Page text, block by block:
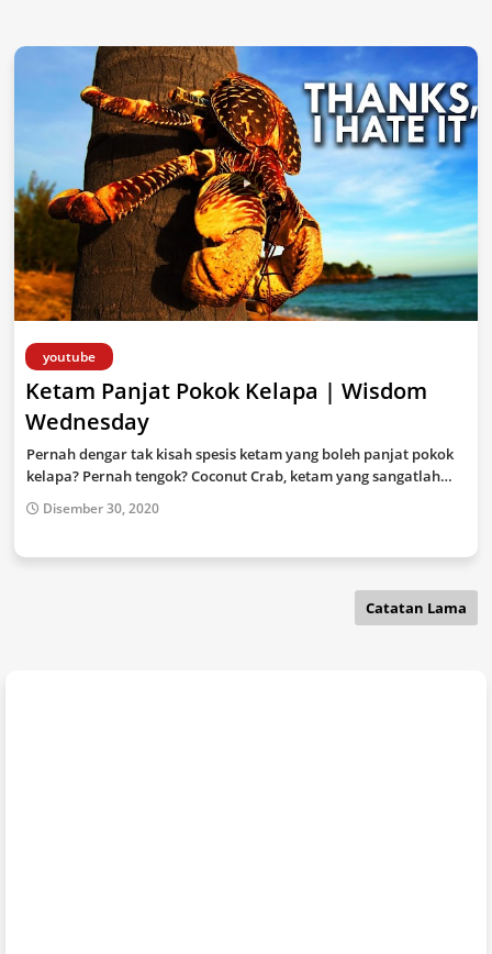
youtube
Ketam Panjat Pokok Kelapa | Wisdom
Wednesday
Pernah dengar tak kisah spesis ketam yang boleh panjat pokok
kelapa? Pernah tengok? Coconut Crab, ketam yang sangatlah…
Disember 30, 2020
Catatan Lama